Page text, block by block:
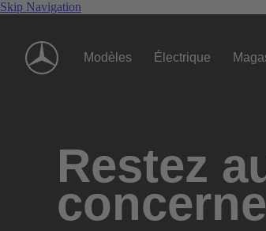
Skip Navigation
Modèles Électrique
Restez